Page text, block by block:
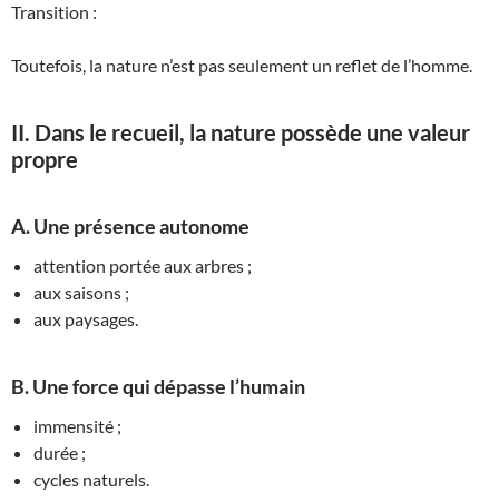
Transition :
Toutefois, la nature n’est pas seulement un reflet de l’homme.
II. Dans le recueil, la nature possède une valeur
propre
A. Une présence autonome
attention portée aux arbres ;
aux saisons ;
aux paysages.
B. Une force qui dépasse l’humain
immensité ;
durée ;
cycles naturels.